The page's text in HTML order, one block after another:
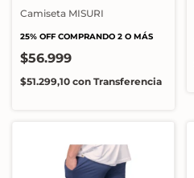
Camiseta MISURI
25% OFF COMPRANDO 2 O MÁS
$56.999
$51.299,10 con Transferencia